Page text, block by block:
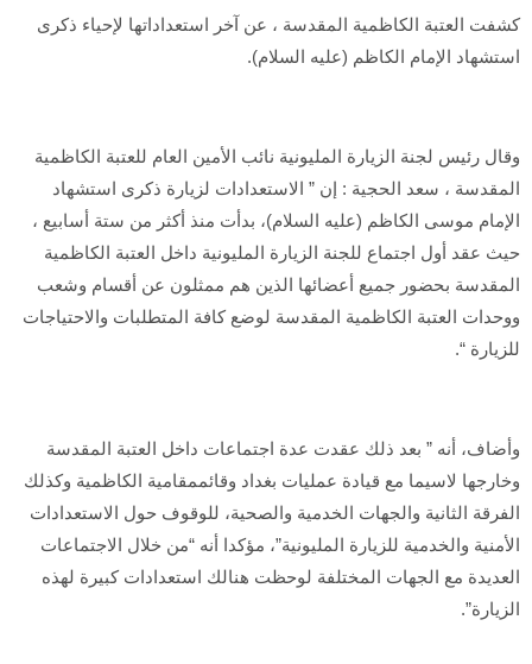
كشفت العتبة الكاظمية المقدسة ، عن آخر استعداداتها لإحياء ذكرى
استشهاد الإمام الكاظم (عليه السلام).
وقال رئيس لجنة الزيارة المليونية نائب الأمين العام للعتبة الكاظمية
المقدسة ، سعد الحجية : إن ” الاستعدادات لزيارة ذكرى استشهاد
الإمام موسى الكاظم (عليه السلام)، بدأت منذ أكثر من ستة أسابيع ،
حيث عقد أول اجتماع للجنة الزيارة المليونية داخل العتبة الكاظمية
المقدسة بحضور جميع أعضائها الذين هم ممثلون عن أقسام وشعب
ووحدات العتبة الكاظمية المقدسة لوضع كافة المتطلبات والاحتياجات
للزيارة “.
وأضاف، أنه ” بعد ذلك عقدت عدة اجتماعات داخل العتبة المقدسة
وخارجها لاسيما مع قيادة عمليات بغداد وقائممقامية الكاظمية وكذلك
الفرقة الثانية والجهات الخدمية والصحية، للوقوف حول الاستعدادات
الأمنية والخدمية للزيارة المليونية”، مؤكدا أنه “من خلال الاجتماعات
العديدة مع الجهات المختلفة لوحظت هنالك استعدادات كبيرة لهذه
الزيارة”.